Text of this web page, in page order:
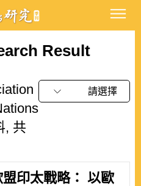
Result
, 共
請選擇
印太戰略： 以歐